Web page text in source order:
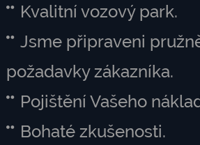
Kvalitní vozový park.
Jsme připraveni
požadavky zákazníka.
Pojištění Vašeho
Bohaté zkušenosti.